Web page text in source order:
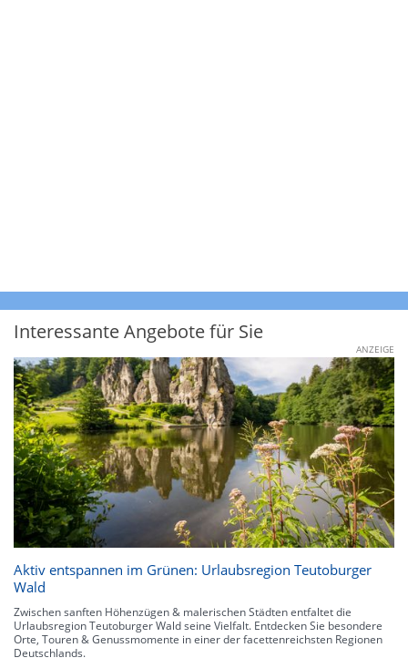
Interessante Angebote für Sie
ANZEIGE
Aktiv entspannen im Grünen: Urlaubsregion Teutoburger
Wald
Zwischen sanften Höhenzügen & malerischen Städten entfaltet die
Urlaubsregion Teutoburger Wald seine Vielfalt. Entdecken Sie besondere
Orte, Touren & Genussmomente in einer der facettenreichsten Regionen
Deutschlands.